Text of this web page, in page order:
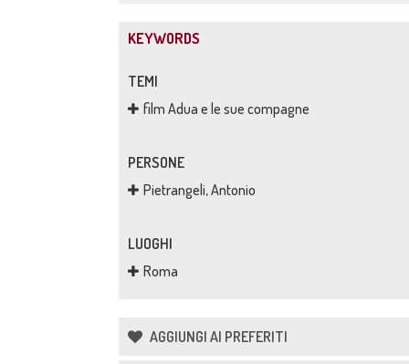
KEYWORDS
TEMI
film Adua e le sue compagne
PERSONE
Pietrangeli, Antonio
LUOGHI
Roma
AGGIUNGI AI PREFERITI